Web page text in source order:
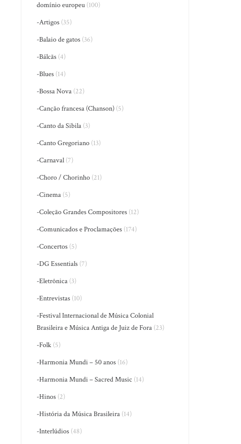
domínio europeu (100)
-Artigos (35)
-Balaio de gatos (36)
-Bálcãs (4)
-Blues (14)
-Bossa Nova (22)
-Canção francesa (Chanson) (5)
-Canto da Sibila (3)
-Canto Gregoriano (13)
-Carnaval (7)
-Choro / Chorinho (21)
-Cinema (5)
-Coleção Grandes Compositores (12)
-Comunicados e Proclamações (174)
-Concertos (5)
-DG Essentials (7)
-Eletrônica (3)
-Entrevistas (10)
-Festival Internacional de Música Colonial
Brasileira e Música Antiga de Juiz de Fora (23)
-Folk (5)
-Harmonia Mundi – 50 anos (16)
-Harmonia Mundi – Sacred Music (14)
-Hinos (2)
-História da Música Brasileira (14)
-Interlúdios (48)